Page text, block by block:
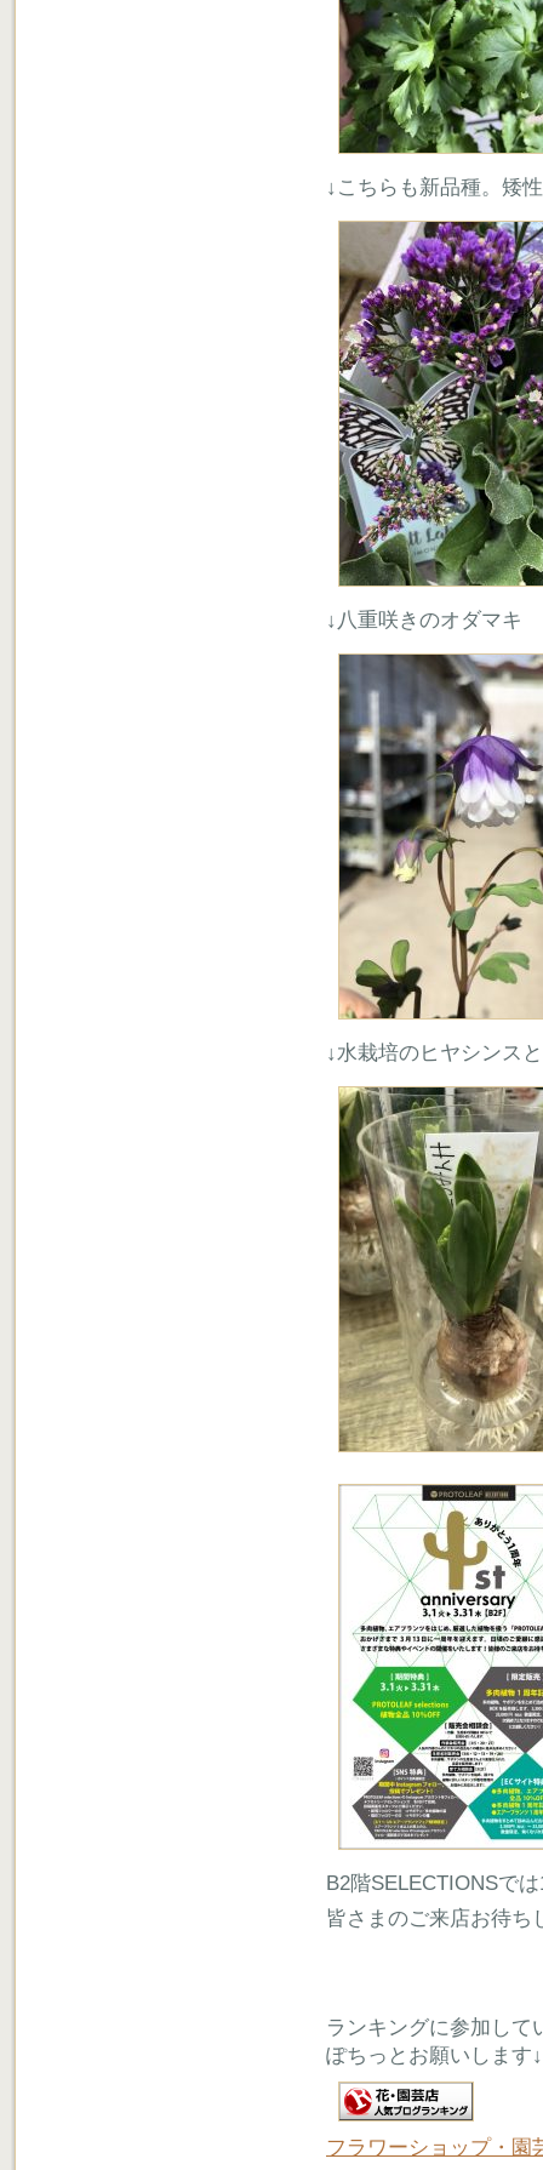
↓こちらも新品種。矮
↓八重咲きのオダマキ
↓水栽培のヒヤシンス
B2階SELECTIONSで
皆さまのご来店お待ち
ランキングに参加して
ぽちっとお願いします↓
フラワーショップ・園